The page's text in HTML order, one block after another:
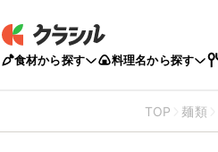
食材から探す 料理名から探す
TOP 麺類